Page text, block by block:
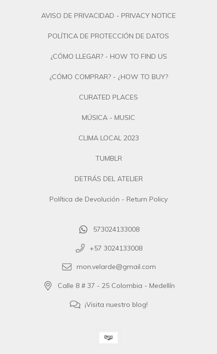
AVISO DE PRIVACIDAD - PRIVACY NOTICE
POLÍTICA DE PROTECCIÓN DE DATOS
¿CÓMO LLEGAR? - HOW TO FIND US
¿CÓMO COMPRAR? - ¿HOW TO BUY?
CURATED PLACES
MÚSICA - MUSIC
CLIMA LOCAL 2023
TUMBLR
DETRÁS DEL ATELIER
Política de Devolución - Return Policy
573024133008
+57 3024133008
mon.velarde@gmail.com
Calle 8 # 37 - 25 Colombia - Medellín
¡Visita nuestro blog!